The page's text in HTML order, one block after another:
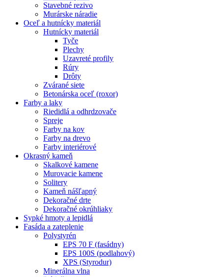
Stavebné rezivo
Murárske náradie
Oceľ a hutnícky materiál
Hutnícky materiál
Tyče
Plechy
Uzavreté profily
Rúry
Drôty
Zvárané siete
Betonárska oceľ (roxor)
Farby a laky
Riedidlá a odhrdzovače
Spreje
Farby na kov
Farby na drevo
Farby interiérové
Okrasný kameň
Skalkové kamene
Murovacie kamene
Solitery
Kameň nášľapný
Dekoračné drte
Dekoračné okrúhliaky
Sypké hmoty a lepidlá
Fasáda a zateplenie
Polystyrén
EPS 70 F (fasádny)
EPS 100S (podlahový)
XPS (Styrodur)
Minerálna vlna